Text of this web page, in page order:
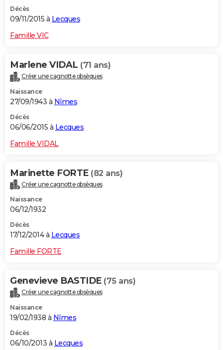
Décès
09/11/2015 à Lecques
Famille VIC
Marlene VIDAL (71 ans)
Créer une cagnotte obsèques
Naissance
27/09/1943 à Nîmes
Décès
06/06/2015 à Lecques
Famille VIDAL
Marinette FORTE (82 ans)
Créer une cagnotte obsèques
Naissance
06/12/1932
Décès
17/12/2014 à Lecques
Famille FORTE
Genevieve BASTIDE (75 ans)
Créer une cagnotte obsèques
Naissance
19/02/1938 à Nîmes
Décès
06/10/2013 à Lecques